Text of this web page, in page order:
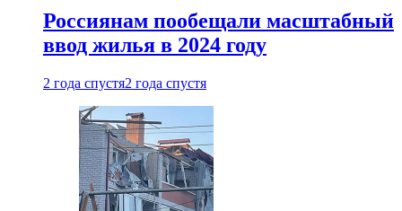
Россиянам пообещали масштабный
ввод жилья в 2024 году
2 года спустя2 года спустя